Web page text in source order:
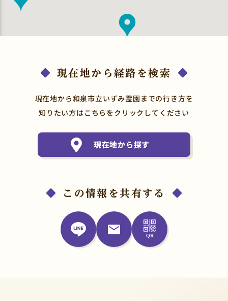
現在地から経路を検索
現在地から和泉市立いずみ霊園までの行き方を
知りたい方はこちらをクリックしてください
現在地から探す
この情報を共有する